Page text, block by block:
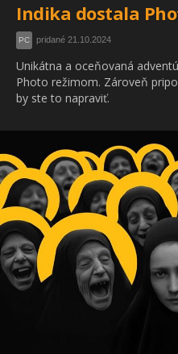
Indika dostala
PC pridané 21.10.2024
Unikátna a oceňovaná
Photo režimom. Zároveň
by ste to napraviť.